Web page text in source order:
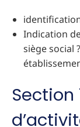
Indication
siège social
Section